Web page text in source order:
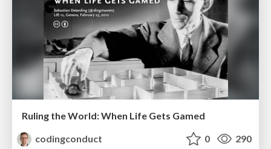
Ruling the World: When Life Gets Gamed
codingconduct
0 290